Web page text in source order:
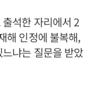
석한 자리에서 2
해 인정에 불복해,
냐는 질문을 받았